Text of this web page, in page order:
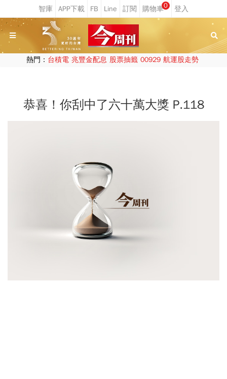
0
熱門： 台積電 兆豐金配息 股票抽籤 00929 航運股走勢
恭喜！你刮中了六十萬大獎 P.118